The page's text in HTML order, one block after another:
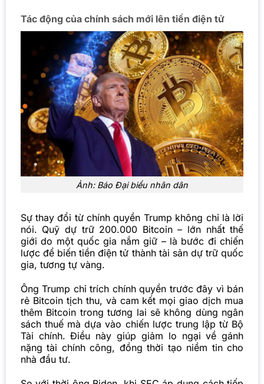
Tác động của chính sách mới lên tiền điện tử
Ảnh: Báo Đại biểu nhân dân
Sự thay đổi từ chính quyền Trump không chỉ là lời
nói. Quỹ dự trữ 200.000 Bitcoin – lớn nhất thế
giới do một quốc gia nắm giữ – là bước đi chiến
lược để biến tiền điện tử thành tài sản dự trữ quốc
gia, tương tự vàng.
Ông Trump chỉ trích chính quyền trước đây vì bán
rẻ Bitcoin tịch thu, và cam kết mọi giao dịch mua
thêm Bitcoin trong tương lai sẽ không dùng ngân
sách thuế mà dựa vào chiến lược trung lập từ Bộ
Tài chính. Điều này giúp giảm lo ngại về gánh
nặng tài chính công, đồng thời tạo niềm tin cho
nhà đầu tư.